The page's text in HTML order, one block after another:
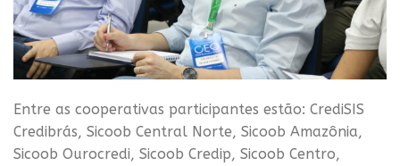
Entre as cooperativas participantes estão: CrediSIS
Credibrás, Sicoob Central Norte, Sicoob Amazônia,
Sicoob Ourocredi, Sicoob Credip, Sicoob Centro,